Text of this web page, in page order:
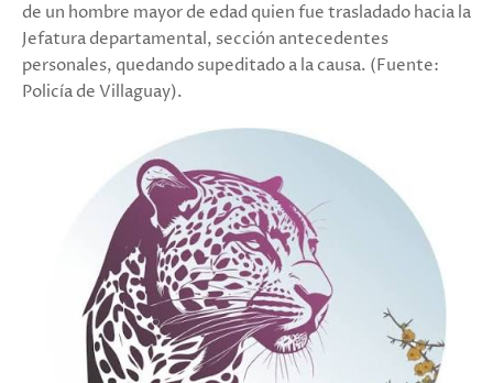
de un hombre mayor de edad quien fue trasladado hacia la
Jefatura departamental, sección antecedentes
personales, quedando supeditado a la causa. (Fuente:
Policía de Villaguay).